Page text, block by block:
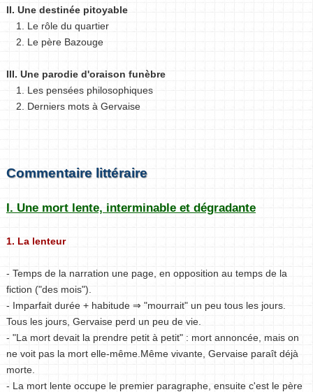
II. Une destinée pitoyable
1. Le rôle du quartier
2. Le père Bazouge
III. Une parodie d'oraison funèbre
1. Les pensées philosophiques
2. Derniers mots à Gervaise
Commentaire littéraire
I. Une mort lente, interminable et dégradante
1. La lenteur
- Temps de la narration une page, en opposition au temps de la
fiction ("des mois").
- Imparfait durée + habitude ⇒ "mourrait" un peu tous les jours.
Tous les jours, Gervaise perd un peu de vie.
- "La mort devait la prendre petit à petit" : mort annoncée, mais on
ne voit pas la mort elle-même.Même vivante, Gervaise paraît déjà
morte.
- La mort lente occupe le premier paragraphe, ensuite c'est le père